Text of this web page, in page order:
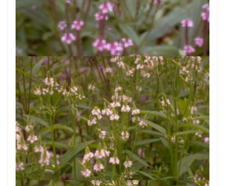
Blauwe verbena
Verbena hastata 'Rosea'